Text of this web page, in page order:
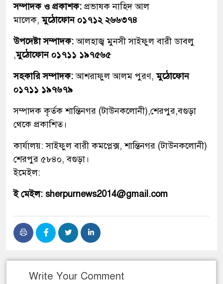
সম্পাদক ও প্রকাশক: প্রভাষক নাহিদ আল
মালেক,মুঠোফোন ০১৭১২ ২৬৬৩৭৪
উপদেষ্টা সম্পাদক:আলহাজ্ব মুনসী সাইফুল বারী ডাবলু
,মুঠোফোন ০১৭১১ ১৯৭৫৬৫
সহকারি সম্পাদক:আশরাফুল আলম পুরণ,মুঠোফোন
০১৭১১ ১৯৭৬৭৯
সম্পাদক কৃর্তক শান্তিনগর (টাউনকলোনী),শেরপুর,বগুড়া
থেকে প্রকাশিত।
কার্যালয়: সাইফুল বারী কমপ্লেক্স, শান্তিনগর (টাউনকলোনী)
শেরপুর ৫৮৪০, বগুড়া।
ইমেইল:
ই মেইল: sherpurnews2014@gmail.com
Write Your Comment